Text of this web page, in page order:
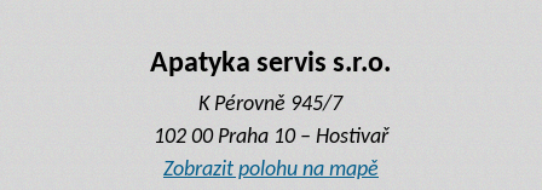
Apatyka servis s.r.o.
K Pérovně 945/7
102 00 Praha 10 – Hostivař
Zobrazit polohu na mapě